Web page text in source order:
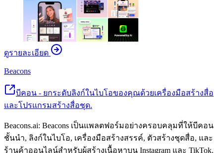
ดูรายละเอียด
Beacons
บีคอน - ยกระดับลิงก์ในไบโอของคุณด้วยเครื่องมือสร้างสื่อ
และโปรแกรมสร้างสื่อชุด.
Beacons.ai: Beacons เป็นแพลตฟอร์มอย่างครอบคลุมที่ให้บีคอน
ชั้นนำ, ลิงก์ในไบโอ, เครื่องมือสร้างสรรค์, ตัวสร้างชุดสื่อ, และ
ร้านค้าออนไลน์สำหรับผู้สร้างเนื้อหาบน Instagram และ TikTok.